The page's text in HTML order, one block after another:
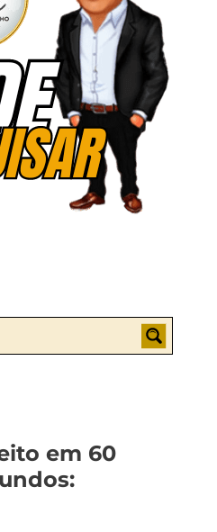
em 60